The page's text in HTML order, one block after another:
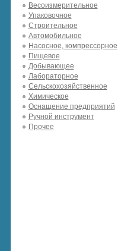
Весоизмерительное
Упаковочное
Строительное
Автомобильное
Насосное, компрессорное
Пищевое
Добывающее
Лабораторное
Сельскохозяйственное
Химическое
Оснащение предприятий
Ручной инструмент
Прочее